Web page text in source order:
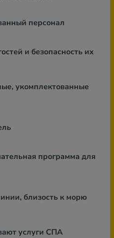
персонал
и безопасность их
укомплектованные
программа для
близость к морю
услуги СПА